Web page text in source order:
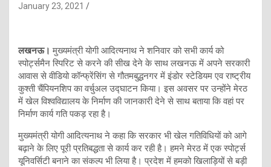
January 23, 2021
लखनऊ।मुख्यमंत्री योगी आदित्यनाथ ने शनिवार को सभी कार्य को
स्पोर्ट्समैन स्पिरिट से करने की सीख देने के साथ लखनऊ में अपने सरकारी
आवास से वीडियो कॉन्फ्रेंसिंग से गौतमबुद्धनगर में इंडोर स्टेडियम एव राष्ट्रीय
कुश्ती चैंपियनशिप का वर्चुअल उद्घाटन किया। इस अवसर पर उन्होंने मेरठ
में खेल विश्वविद्यालय के निर्माण की जानकारी देने से साथ बताया कि वहां पर
निर्माण कार्य गति पकड़ रहा है।
मुख्यमंत्री योगी आदित्यनाथ ने कहा कि सरकार भी खेल गतिविधियों को आगे
बढ़ाने के लिए पूरी प्रतिबद्धता से कार्य कर रही है। हमने मेरठ में एक स्पोर्ट्स
यूनिवर्सिटी बनाने का संकल्प भी लिया है। प्रदेश में हमको खिलाड़ियों से बड़ी